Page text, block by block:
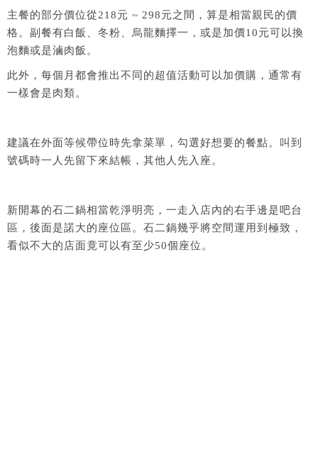
主餐的部分價位從218元 ~ 298元之間，算是相當親民的價
格。副餐有白飯、冬粉、烏龍麵擇一，或是加價10元可以換
泡麵或是滷肉飯。
此外，每個月都會推出不同的超值活動可以加價購，通常有
一樣會是肉類。
建議在外面等候帶位時先拿菜單，勾選好想要的餐點。叫到
號碼時一人先留下來結帳，其他人先入座。
新開幕的石二鍋相當乾淨明亮，一走入店內的右手邊是吧台
區，後面是諾大的座位區。石二鍋幾乎將空間運用到極致，
看似不大的店面竟可以有至少50個座位。